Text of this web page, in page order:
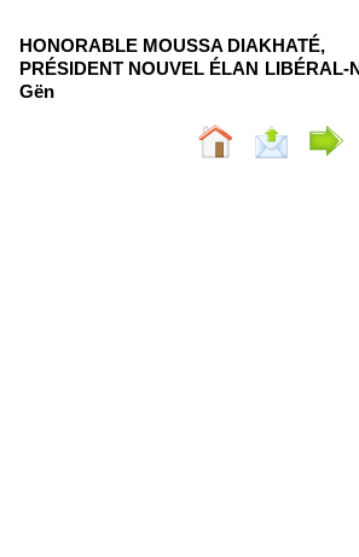
HONORABLE MOUSSA DIAKHATÉ,
PRÉSIDENT NOUVEL ÉLAN LIBÉRAL-
Gën